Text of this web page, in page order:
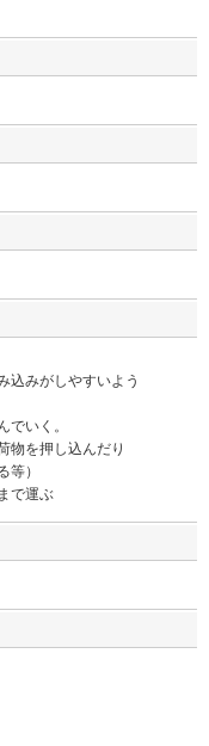
込みがしやすいよう
でいく。
物を押し込んだり
等）
で運ぶ